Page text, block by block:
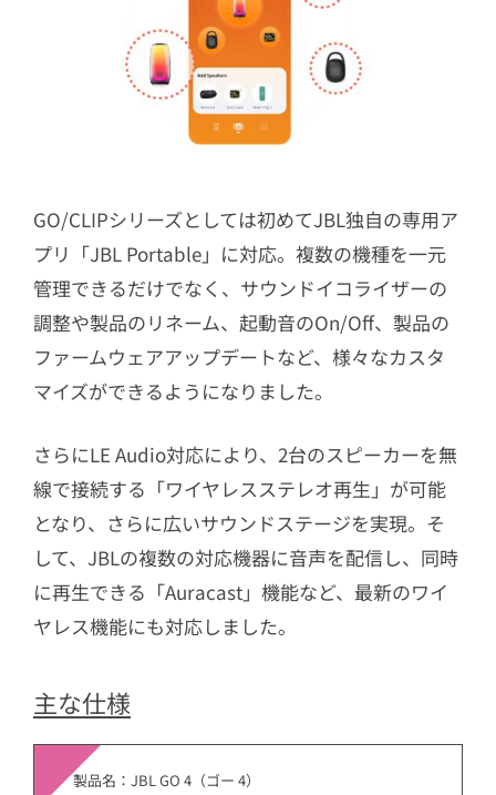
GO/CLIPシリーズとしては初めてJBL独自の専用ア
プリ「JBL Portable」に対応。複数の機種を一元
管理できるだけでなく、サウンドイコライザーの
調整や製品のリネーム、起動音のOn/Off、製品の
ファームウェアアップデートなど、様々なカスタ
マイズができるようになりました。
さらにLE Audio対応により、2台のスピーカーを無
線で接続する「ワイヤレスステレオ再生」が可能
となり、さらに広いサウンドステージを実現。そ
して、JBLの複数の対応機器に音声を配信し、同時
に再生できる「Auracast」機能など、最新のワイ
ヤレス機能にも対応しました。
主な仕様
製品名：JBL GO 4（ゴー 4）